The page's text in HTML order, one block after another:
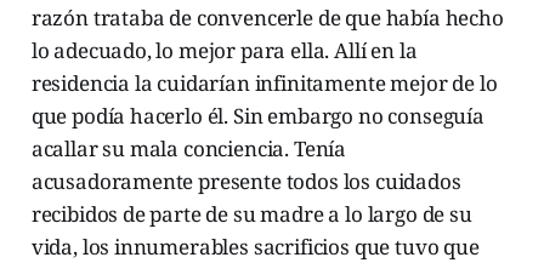
razón trataba de convencerle de que había hecho
lo adecuado, lo mejor para ella. Allí en la
residencia la cuidarían infinitamente mejor de lo
que podía hacerlo él. Sin embargo no conseguía
acallar su mala conciencia. Tenía
acusadoramente presente todos los cuidados
recibidos de parte de su madre a lo largo de su
vida, los innumerables sacrificios que tuvo que